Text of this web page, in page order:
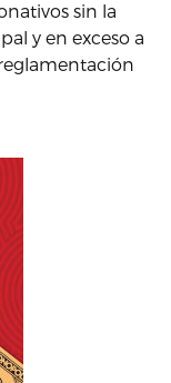
sin la
y en exceso a